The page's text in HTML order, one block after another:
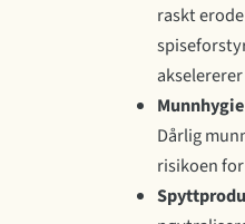
raskt
Dårlig
risikoen